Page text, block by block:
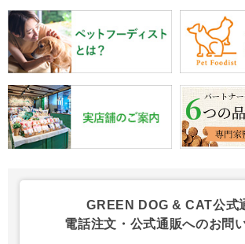
GREEN DOG & CAT公式
電話注文・公式通販へのお問